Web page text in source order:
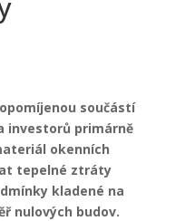
součástí
investorů primárně
okenních
tepelné ztráty
kladené na
nulových budov.